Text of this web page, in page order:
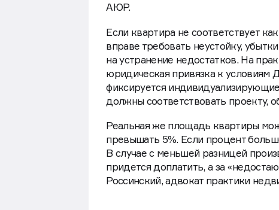
АЮР.
Если квартира не соответствует
вправе требовать неустойку,
на устранение недостатков. На
юридическая привязка к условиям
фиксируется
должны соответствовать проекту,
Реальная же площадь квартиры
превышать 5%. Если процент
В случае с меньшей разницей
придется доплатить, а за
Россинский, адвокат практики